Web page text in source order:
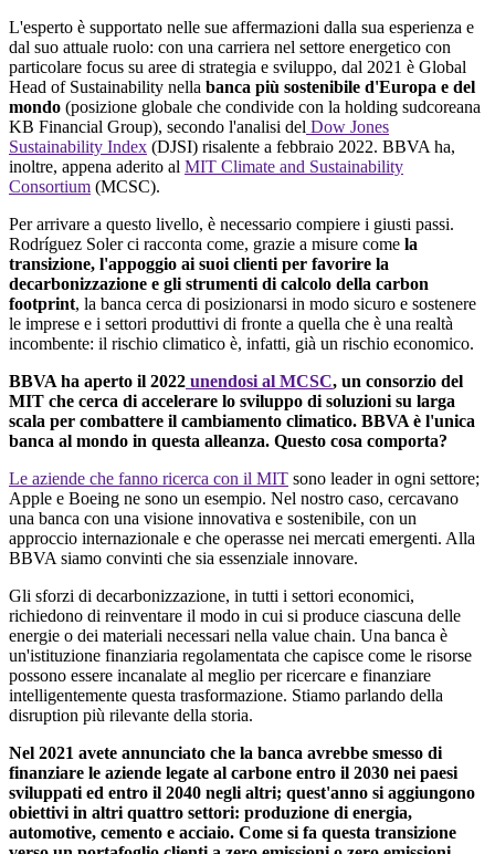
L'esperto è supportato nelle sue affermazioni dalla sua esperienza e
dal suo attuale ruolo: con una carriera nel settore energetico con
particolare focus su aree di strategia e sviluppo, dal 2021 è Global
Head of Sustainability nella banca più sostenibile d'Europa e del
mondo (posizione globale che condivide con la holding sudcoreana
KB Financial Group), secondo l'analisi del Dow Jones
Sustainability Index (DJSI) risalente a febbraio 2022. BBVA ha,
inoltre, appena aderito al MIT Climate and Sustainability
Consortium (MCSC).
Per arrivare a questo livello, è necessario compiere i giusti passi.
Rodríguez Soler ci racconta come, grazie a misure come la
transizione, l'appoggio ai suoi clienti per favorire la
decarbonizzazione e gli strumenti di calcolo della carbon
footprint, la banca cerca di posizionarsi in modo sicuro e sostenere
le imprese e i settori produttivi di fronte a quella che è una realtà
incombente: il rischio climatico è, infatti, già un rischio economico.
BBVA ha aperto il 2022 unendosi al MCSC, un consorzio del
MIT che cerca di accelerare lo sviluppo di soluzioni su larga
scala per combattere il cambiamento climatico. BBVA è l'unica
banca al mondo in questa alleanza. Questo cosa comporta?
Le aziende che fanno ricerca con il MIT sono leader in ogni settore;
Apple e Boeing ne sono un esempio. Nel nostro caso, cercavano
una banca con una visione innovativa e sostenibile, con un
approccio internazionale e che operasse nei mercati emergenti. Alla
BBVA siamo convinti che sia essenziale innovare.
Gli sforzi di decarbonizzazione, in tutti i settori economici,
richiedono di reinventare il modo in cui si produce ciascuna delle
energie o dei materiali necessari nella value chain. Una banca è
un'istituzione finanziaria regolamentata che capisce come le risorse
possono essere incanalate al meglio per ricercare e finanziare
intelligentemente questa trasformazione. Stiamo parlando della
disruption più rilevante della storia.
Nel 2021 avete annunciato che la banca avrebbe smesso di
finanziare le aziende legate al carbone entro il 2030 nei paesi
sviluppati ed entro il 2040 negli altri; quest'anno si aggiungono
obiettivi in altri quattro settori: produzione di energia,
automotive, cemento e acciaio. Come si fa questa transizione